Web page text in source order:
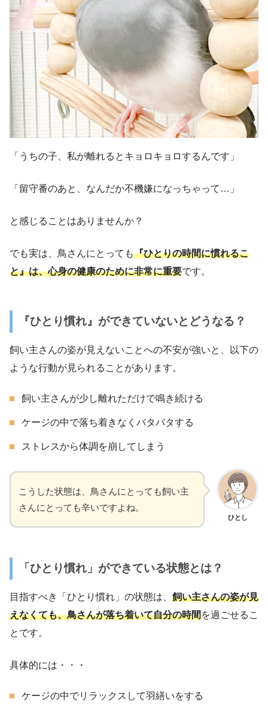
「うちの子、私が離れるとキョロキョロするんです」
「留守番のあと、なんだか不機嫌になっちゃって…」
と感じることはありませんか？
でも実は、鳥さんにとっても『ひとりの時間に慣れるこ
と』は、心身の健康のために非常に重要です。
『ひとり慣れ』ができていないとどうなる？
飼い主さんの姿が見えないことへの不安が強いと、以下の
ような行動が見られることがあります。
飼い主さんが少し離れただけで鳴き続ける
ケージの中で落ち着きなくバタバタする
ストレスから体調を崩してしまう
ひとし
こうした状態は、鳥さんにとっても飼い主
さんにとっても辛いですよね。
「ひとり慣れ」ができている状態とは？
目指すべき「ひとり慣れ」の状態は、 飼い主さんの姿が見
えなくても、鳥さんが落ち着いて自分の時間を過ごせるこ
とです。
具体的には・・・
ケージの中でリラックスして羽繕いをする